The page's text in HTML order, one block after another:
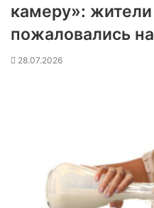
камеру»:
пожаловались
28.07.2026